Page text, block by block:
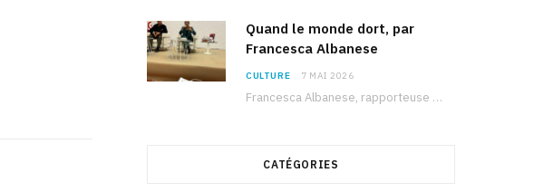
Quand le monde dort, par
Francesca Albanese
CULTURE 7 MAI 2026
Francesca Albanese, rapporteuse spéciale de l’ONU sur les territoires palestiniens occupés, était à Tunis pour…
CATÉGORIES